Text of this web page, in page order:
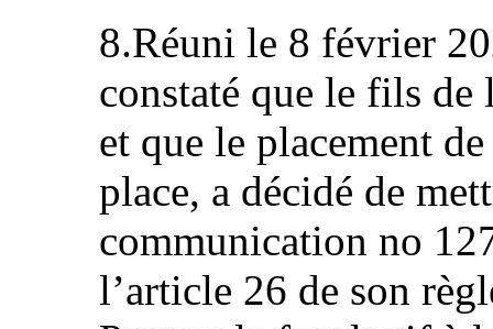
8.Réuni le 8 février
constaté que le fils de
et que le placement
place, a décidé de
communication no
l’article 26 de son